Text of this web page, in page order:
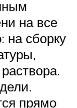
на все
на сборку
прямо